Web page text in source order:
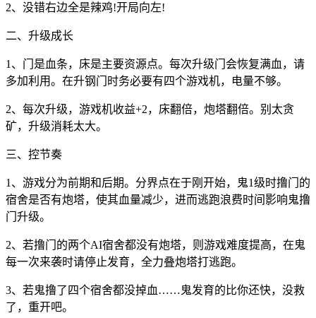
2、没错右边全是辣鸡!开局向左!
二、升级成长
1、门是血条，床是主要资源点。每次升级门会恢复满血，请
多加利用。在升钢门时务必要有四个游戏机，电量不够。
2、每次升级，游戏机收益+2，床翻倍，炮塔翻倍。别太贪
矿，升级消耗太大。
三、控节奏
1、游戏分为前期和后期。分界点在于刚开始，鬼1级时撸门的
宿舍是否有炮塔，使其血量减少，进而逃跑浪费时间影响鬼撸
门升级。
2、若撸门的两个AI宿舍都没有炮塔，则游戏难度提高，在鬼
每一次来袭时请停止发育，全力叠炮塔打逃跑。
3、若鬼撸了四个宿舍都没掉血……鬼发育的比你还快，没救
了，重开吧。